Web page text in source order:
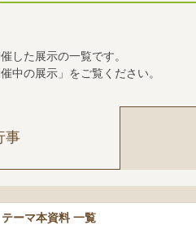
した展示の一覧です。
中の展示」をご覧ください。
事
テーマ本資料 一覧